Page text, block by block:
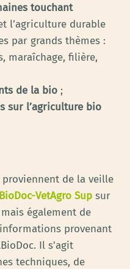
touchant
l’agriculture durable
par grands thèmes :
maraîchage, filière,
de la bio ;
sur l’agriculture bio
proviennent de la veille
VetAgro Sup sur
également de
provenant
Il s'agit
techniques, de